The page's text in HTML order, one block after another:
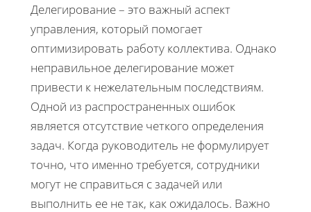
Делегирование – это важный аспект
управления, который помогает
оптимизировать работу коллектива. Однако
неправильное делегирование может
привести к нежелательным последствиям.
Одной из распространенных ошибок
является отсутствие четкого определения
задач. Когда руководитель не формулирует
точно, что именно требуется, сотрудники
могут не справиться с задачей или
выполнить ее не так, как ожидалось. Важно